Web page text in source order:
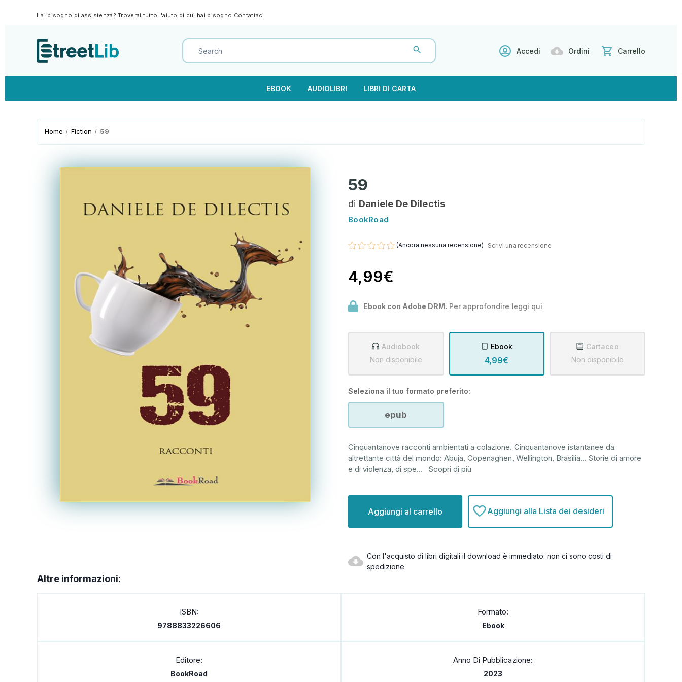
Hai bisogno di assistenza? Troverai tutto l'aiuto di cui hai bisogno Contattaci
Accedi Ordini Carrello
EBOOK AUDIOLIBRI LIBRI DI CARTA
Home Fiction 59
59
di Daniele De Dilectis
BookRoad
(Ancora nessuna recensione) Scrivi una recensione
4,99€
Ebook con Adobe DRM. Per approfondire leggi qui
Audiobook
Non disponibile
Ebook
4,99€
Cartaceo
Non disponibile
Seleziona il tuo formato preferito:
epub
Cinquantanove racconti ambientati a colazione. Cinquantanove istantanee da
altrettante città del mondo: Abuja, Copenaghen, Wellington, Brasilia… Storie di amore
e di violenza, di spe... Scopri di più
attuale:
Aggiungi alla Lista dei desideri
Con l'acquisto di libri digitali il download è immediato: non ci sono costi di
spedizione
Altre informazioni:
ISBN:
9788833226606
Formato:
Ebook
Editore:
BookRoad
Anno Di Pubblicazione:
2023